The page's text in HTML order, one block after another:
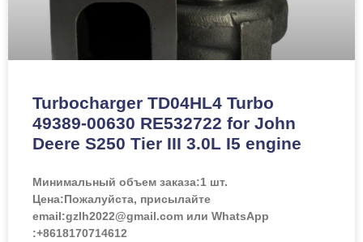
Turbocharger TD04HL4 Turbo
49389-00630 RE532722 for John
Deere S250 Tier III 3.0L I5 engine
Минимальный объем заказа:1 шт.
Цена:Пожалуйста, присылайте
email:gzlh2022@gmail.com или WhatsApp
:+8618170714612